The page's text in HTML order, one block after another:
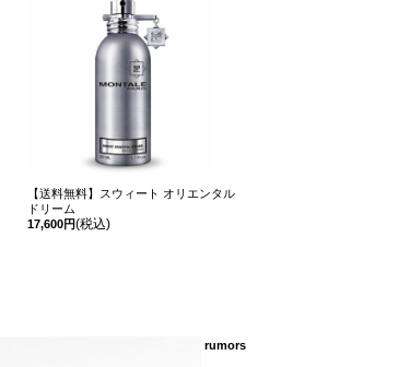
【送料無料】スウィート オリエンタル
ドリーム
17,600円(税込)
rumors